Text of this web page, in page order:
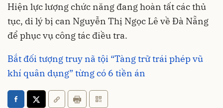
Hiện lực lượng chức năng đang hoàn tất các thủ
tục, di lý bị can Nguyễn Thị Ngọc Lê về Đà Nẵng
để phục vụ công tác điều tra.
Bắt đối tượng truy nã tội “Tàng trữ trái phép vũ
khí quân dụng” từng có 6 tiền án